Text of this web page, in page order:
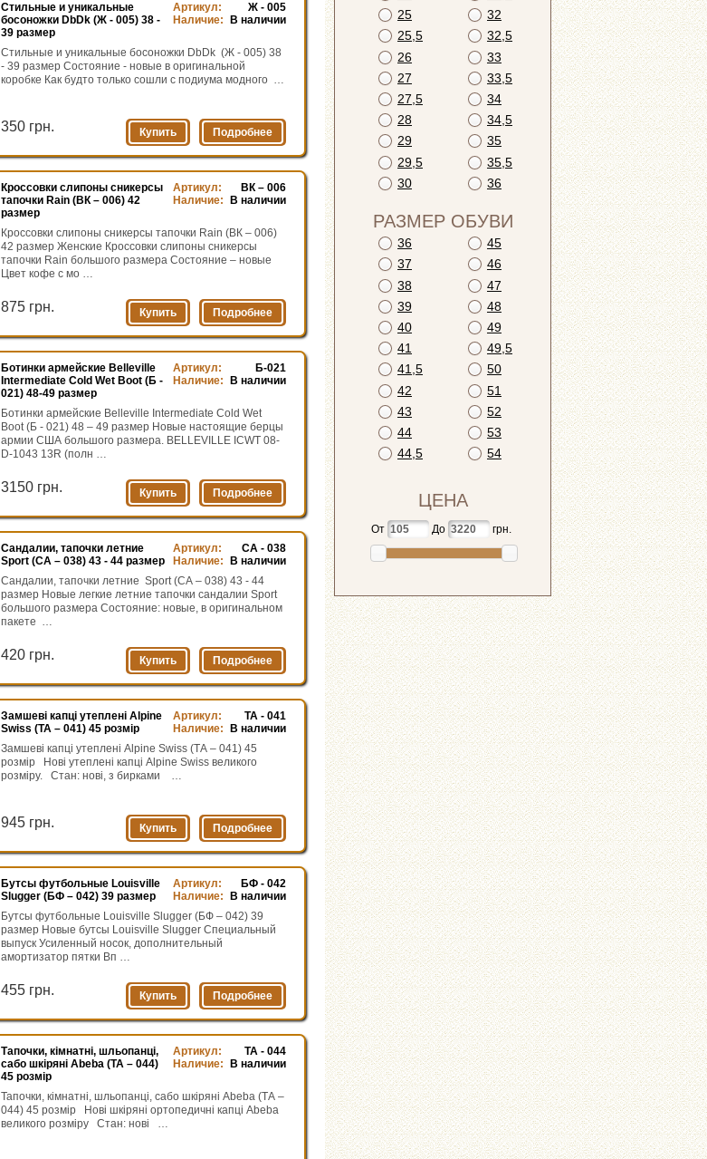
25
25,5
26
27
27,5
28
29
29,5
30
32
32,5
33
33,5
34
34,5
35
35,5
36
РАЗМЕР ОБУВИ
36
37
38
39
40
41
41,5
42
43
44
44,5
45
46
47
48
49
49,5
50
51
52
53
54
ЦЕНА
От До грн.
Стильные и уникальные
босоножки DbDk (Ж - 005) 38 -
39 размер
Артикул:
Ж - 005
Наличие:
В наличии
Стильные и уникальные босоножки DbDk (Ж - 005) 38
- 39 размер Состояние - новые в оригинальной
коробке Как будто только сошли с подиума модного …
350 грн. Подробнее
Купить
Кроссовки слипоны сникерсы
тапочки Rain (ВК – 006) 42
размер
Артикул:
ВК – 006
Наличие:
В наличии
Кроссовки слипоны сникерсы тапочки Rain (ВК – 006)
42 размер Женские Кроссовки слипоны сникерсы
тапочки Rain большого размера Состояние – новые
Цвет кофе с мо …
875 грн. Подробнее
Купить
Ботинки армейские Belleville
Intermediate Cold Wet Boot (Б -
021) 48-49 размер
Артикул:
Б-021
Наличие:
В наличии
Ботинки армейские Belleville Intermediate Cold Wet
Boot (Б - 021) 48 – 49 размер Новые настоящие берцы
армии США большого размера. BELLEVILLE ICWT 08-
D-1043 13R (полн …
3150 грн. Подробнее
Купить
Сандалии, тапочки летние
Sport (СА – 038) 43 - 44 размер
Артикул:
СА - 038
Наличие:
В наличии
Сандалии, тапочки летние Sport (СА – 038) 43 - 44
размер Новые легкие летние тапочки сандалии Sport
большого размера Состояние: новые, в оригинальном
пакете …
420 грн. Подробнее
Купить
Замшеві капці утеплені Alpine
Swiss (ТА – 041) 45 розмір
Артикул:
ТА - 041
Наличие:
В наличии
Замшеві капці утеплені Alpine Swiss (ТА – 041) 45
розмір Нові утеплені капці Alpine Swiss великого
розміру. Стан: нові, з бирками …
945 грн. Подробнее
Купить
Бутсы футбольные Louisville
Slugger (БФ – 042) 39 размер
Артикул:
БФ - 042
Наличие:
В наличии
Бутсы футбольные Louisville Slugger (БФ – 042) 39
размер Новые бутсы Louisville Slugger Специальный
выпуск Усиленный носок, дополнительный
амортизатор пятки Вп …
455 грн. Подробнее
Купить
Тапочки, кімнатні, шльопанці,
сабо шкіряні Abeba (ТА – 044)
45 розмір
Артикул:
ТА - 044
Наличие:
В наличии
Тапочки, кімнатні, шльопанці, сабо шкіряні Abeba (ТА –
044) 45 розмір Нові шкіряні ортопедичні капці Abeba
великого розміру Стан: нові …